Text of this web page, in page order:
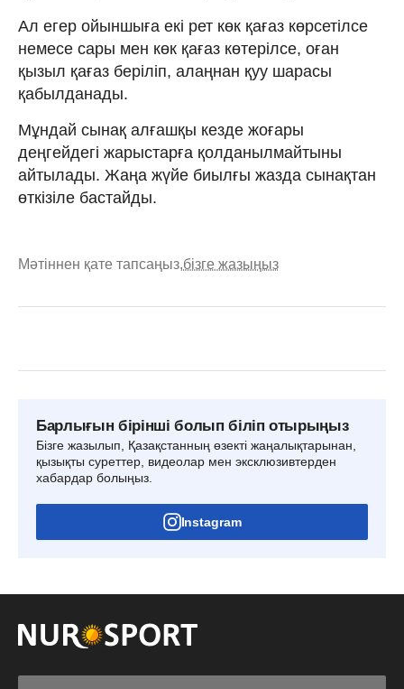
Ал егер ойыншыға екі рет көк қағаз көрсетілсе
немесе сары мен көк қағаз көтерілсе, оған
қызыл қағаз беріліп, алаңнан қуу шарасы
қабылданады.
Мұндай сынақ алғашқы кезде жоғары
деңгейдегі жарыстарға қолданылмайтыны
айтылады. Жаңа жүйе биылғы жазда сынақтан
өткізіле бастайды.
Мәтіннен қате тапсаңыз,бізге жазыңыз
Барлығын бірінші болып біліп отырыңыз
Бізге жазылып, Қазақстанның өзекті жаңалықтарынан,
қызықты суреттер, видеолар мен эксклюзивтерден
хабардар болыңыз.
Instagram